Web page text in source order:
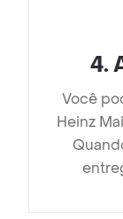
4.
Você
Heinz